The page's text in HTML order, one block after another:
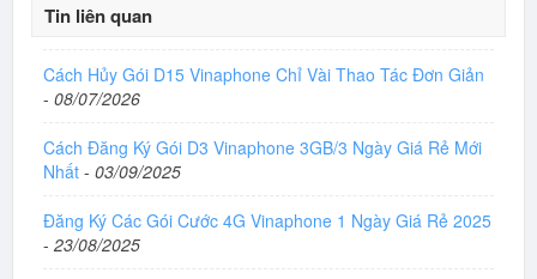
Tin liên quan
Cách Hủy Gói D15 Vinaphone Chỉ Vài Thao Tác Đơn Giản
- 08/07/2026
Cách Đăng Ký Gói D3 Vinaphone 3GB/3 Ngày Giá Rẻ Mới
Nhất - 03/09/2025
Đăng Ký Các Gói Cước 4G Vinaphone 1 Ngày Giá Rẻ 2025
- 23/08/2025